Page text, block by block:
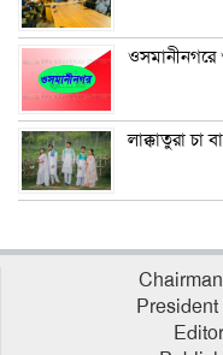
ওসমানীনগরে
লাক্কাতুরা চা